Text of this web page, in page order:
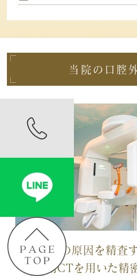
当院の口腔
症状の原因を精査
歯科用CTを用いた精